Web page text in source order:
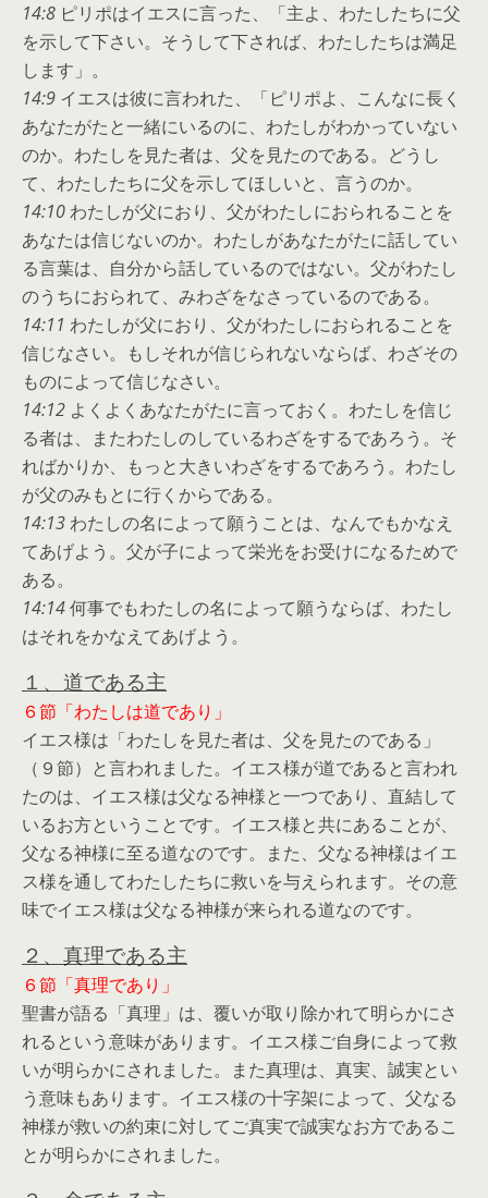
14:8 ピリポはイエスに言った、「主よ、わたしたちに父
を示して下さい。そうして下されば、わたしたちは満足
します」。
14:9 イエスは彼に言われた、「ピリポよ、こんなに長く
あなたがたと一緒にいるのに、わたしがわかっていない
のか。わたしを見た者は、父を見たのである。どうし
て、わたしたちに父を示してほしいと、言うのか。
14:10わたしが父におり、父がわたしにおられることを
あなたは信じないのか。わたしがあなたがたに話してい
る言葉は、自分から話しているのではない。父がわたし
のうちにおられて、みわざをなさっているのである。
14:11 わたしが父におり、父がわたしにおられることを
信じなさい。もしそれが信じられないならば、わざその
ものによって信じなさい。
14:12 よくよくあなたがたに言っておく。わたしを信じ
る者は、またわたしのしているわざをするであろう。そ
ればかりか、もっと大きいわざをするであろう。わたし
が父のみもとに行くからである。
14:13わたしの名によって願うことは、なんでもかなえ
てあげよう。父が子によって栄光をお受けになるためで
ある。
14:14何事でもわたしの名によって願うならば、わたし
はそれをかなえてあげよう。
１、道である主
６節「わたしは道であり」
イエス様は「わたしを見た者は、父を見たのである」
（９節）と言われました。イエス様が道であると言われ
たのは、イエス様は父なる神様と一つであり、直結して
いるお方ということです。イエス様と共にあることが、
父なる神様に至る道なのです。また、父なる神様はイエ
ス様を通してわたしたちに救いを与えられます。その意
味でイエス様は父なる神様が来られる道なのです。
２、真理である主
６節「真理であり」
聖書が語る「真理」は、覆いが取り除かれて明らかにさ
れるという意味があります。イエス様ご自身によって救
いが明らかにされました。また真理は、真実、誠実とい
う意味もあります。イエス様の十字架によって、父なる
神様が救いの約束に対してご真実で誠実なお方であるこ
とが明らかにされました。